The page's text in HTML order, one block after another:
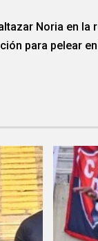
Noria en la
para pelear